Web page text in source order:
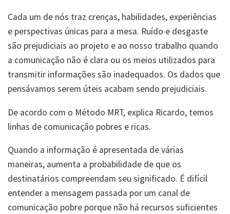
Cada um de nós traz crenças, habilidades, experiências
e perspectivas únicas para a mesa. Ruído e desgaste
são prejudiciais ao projeto e ao nosso trabalho quando
a comunicação não é clara ou os meios utilizados para
transmitir informações são inadequados. Os dados que
pensávamos serem úteis acabam sendo prejudiciais.
De acordo com o Método MRT, explica Ricardo, temos
linhas de comunicação pobres e ricas.
Quando a informação é apresentada de várias
maneiras, aumenta a probabilidade de que os
destinatários compreendam seu significado. É difícil
entender a mensagem passada por um canal de
comunicação pobre porque não há recursos suficientes